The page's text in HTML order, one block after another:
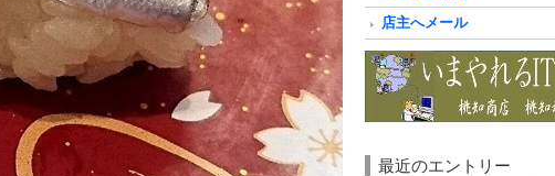
店主へメール
最近のエントリー